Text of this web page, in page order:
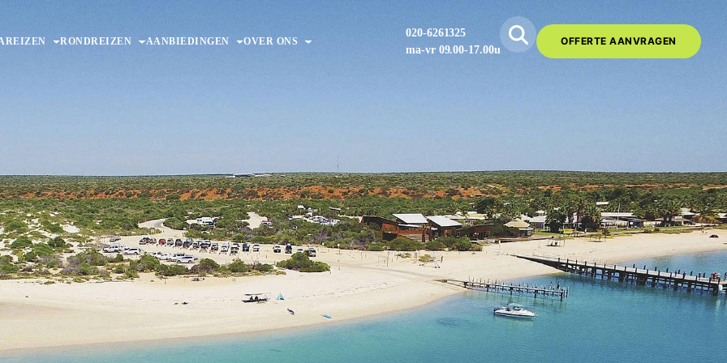
RONDREIZEN AANBIEDINGEN OVER ONS
020-6261325
ma-vr 09.00-17.00u
OFFERTE AANVRAGEN